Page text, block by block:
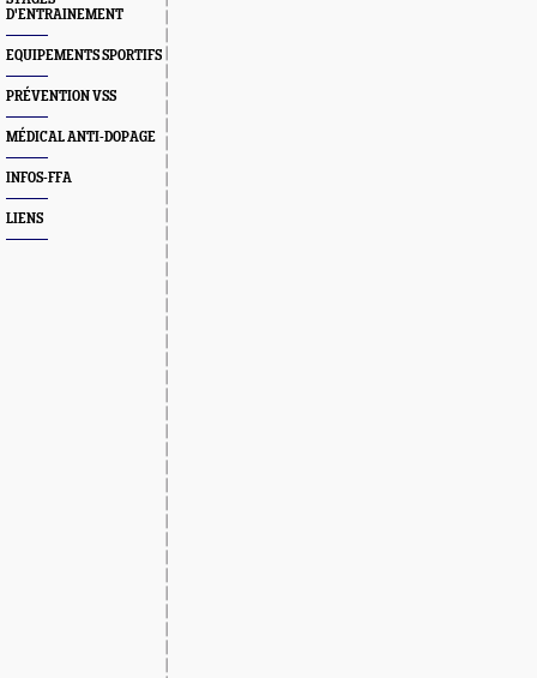
D'ENTRAINEMENT
EQUIPEMENTS SPORTIFS
PRÉVENTION VSS
MÉDICAL ANTI-DOPAGE
INFOS-FFA
LIENS